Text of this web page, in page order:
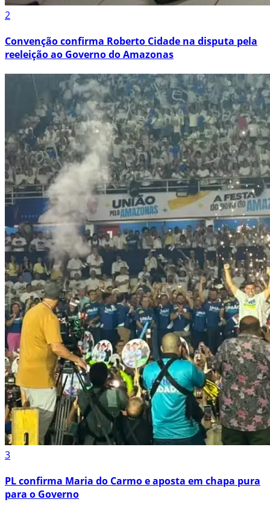
2
Convenção confirma Roberto Cidade na disputa pela
reeleição ao Governo do Amazonas
3
PL confirma Maria do Carmo e aposta em chapa pura
para o Governo